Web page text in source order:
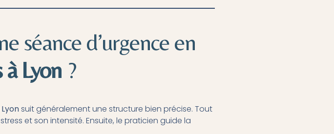
séance d’urgence en
Lyon ?
suit généralement une structure bien précise. Tout
et son intensité. Ensuite, le praticien guide la